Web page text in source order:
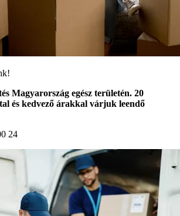
Magyarország egész területén. 20
és kedvező árakkal várjuk leendő
24